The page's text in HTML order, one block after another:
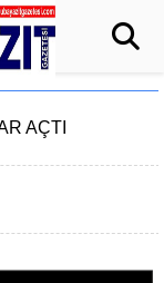
AÇTI